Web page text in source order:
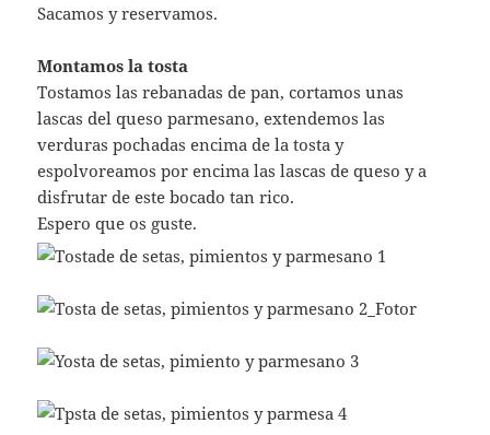
Sacamos y reservamos.
Montamos la tosta
Tostamos las rebanadas de pan, cortamos unas
lascas del queso parmesano, extendemos las
verduras pochadas encima de la tosta y
espolvoreamos por encima las lascas de queso y a
disfrutar de este bocado tan rico.
Espero que os guste.